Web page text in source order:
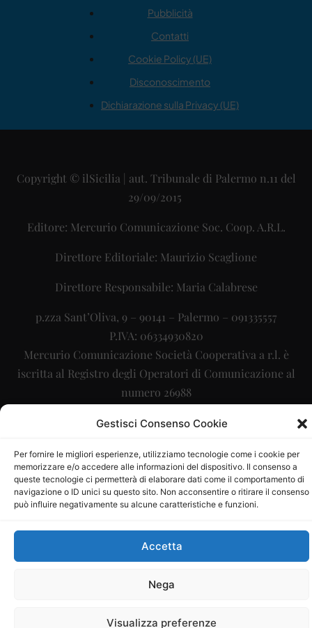
Gestisci Consenso Cookie
Per fornire le migliori esperienze, utilizziamo tecnologie come i cookie per
memorizzare e/o accedere alle informazioni del dispositivo. Il consenso a
queste tecnologie ci permetterà di elaborare dati come il comportamento di
navigazione o ID unici su questo sito. Non acconsentire o ritirare il consenso
può influire negativamente su alcune caratteristiche e funzioni.
Accetta
Nega
Visualizza preferenze
Pubblicità
Contatti
Cookie Policy (UE)
Disconoscimento
Dichiarazione sulla Privacy (UE)
Copyright © ilSicilia | aut. Tribunale di Palermo n.11 del
29/09/2015
Editore: Mercurio Comunicazione Soc. Coop. A.R.L.
Direttore Editoriale: Maurizio Scaglione
Direttore Responsabile: Maria Calabrese
p.zza Sant’Oliva, 9 – 90141 – Palermo – 091335557
P.IVA: 06334930820
Mercurio Comunicazione Società Cooperativa a r.l. è
iscritta al Registro degli Operatori di Comunicazione al
numero 26988
Sito gestito daLa Digitale srl–info@ladigitale.it